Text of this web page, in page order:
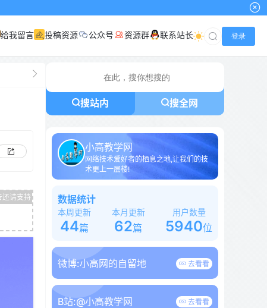
给我留言 投稿资源 公众号 资源群 联系站长 登录
搜站内 搜全网
小高教学网
网络技术爱好者的栖息之地,让我们的技
术更上一层楼!
数据统计
本周更新
44篇
本月更新
62篇
用户数量
5940位
微博:小高网的自留地 去看看
B站:@小高教学网 去看看